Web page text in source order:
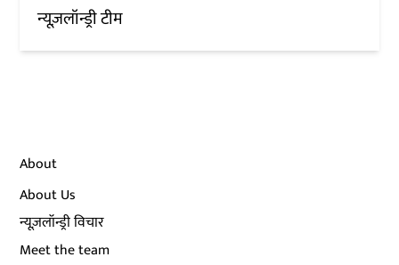
न्यूज़लॉन्ड्री टीम
About
About Us
न्यूज़लॉन्ड्री विचार
Meet the team